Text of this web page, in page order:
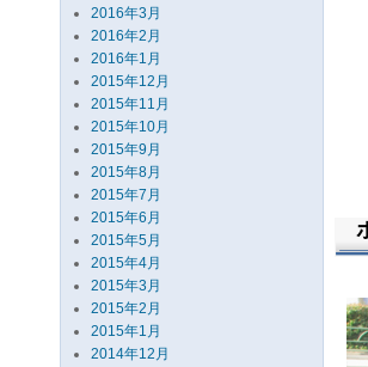
2016年3月
2016年2月
2016年1月
2015年12月
2015年11月
2015年10月
2015年9月
2015年8月
2015年7月
2015年6月
2015年5月
2015年4月
2015年3月
2015年2月
2015年1月
2014年12月